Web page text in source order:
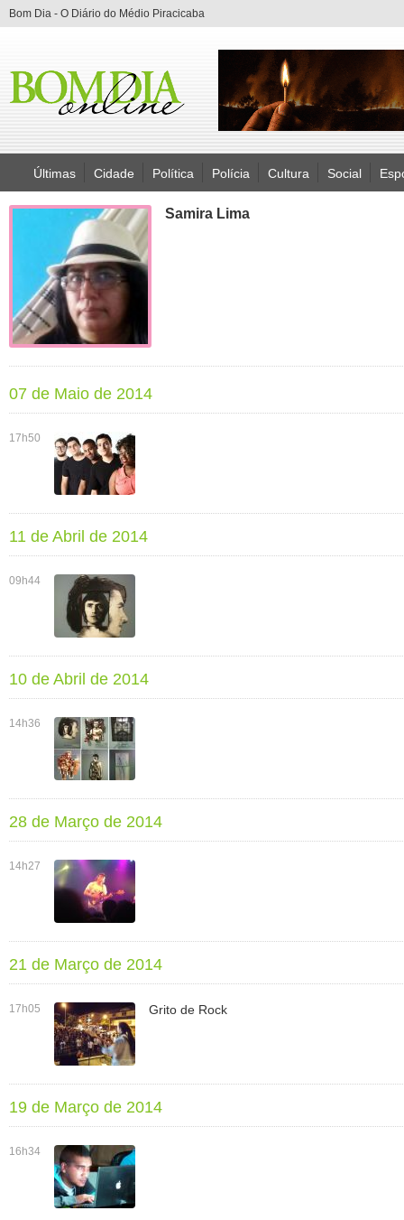
Bom Dia - O Diário do Médio Piracicaba
Últimas Cidade Política Polícia Cultura Social
Samira Lima
07 de Maio de 2014
17h50
11 de Abril de 2014
09h44
10 de Abril de 2014
14h36
28 de Março de 2014
14h27
21 de Março de 2014
17h05 Grito de Rock
19 de Março de 2014
16h34